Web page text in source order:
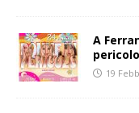
A
19